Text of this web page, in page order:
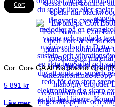
Cort
Cort Core GA All Blackwood Open
5 891 kr
Läs mer